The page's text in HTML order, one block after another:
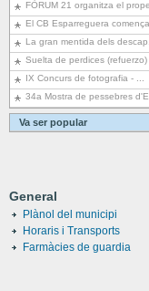
FÒRUM 21 organitza el
El CB Esparreguera comença
La gran mentida dels
Suelta de perdices (refuerzo)
IX Concurs de fotografia - ...
34a Mostra de pessebres
Va ser popular
General
Plànol del municipi
Horaris i Transports
Farmàcies de guardia